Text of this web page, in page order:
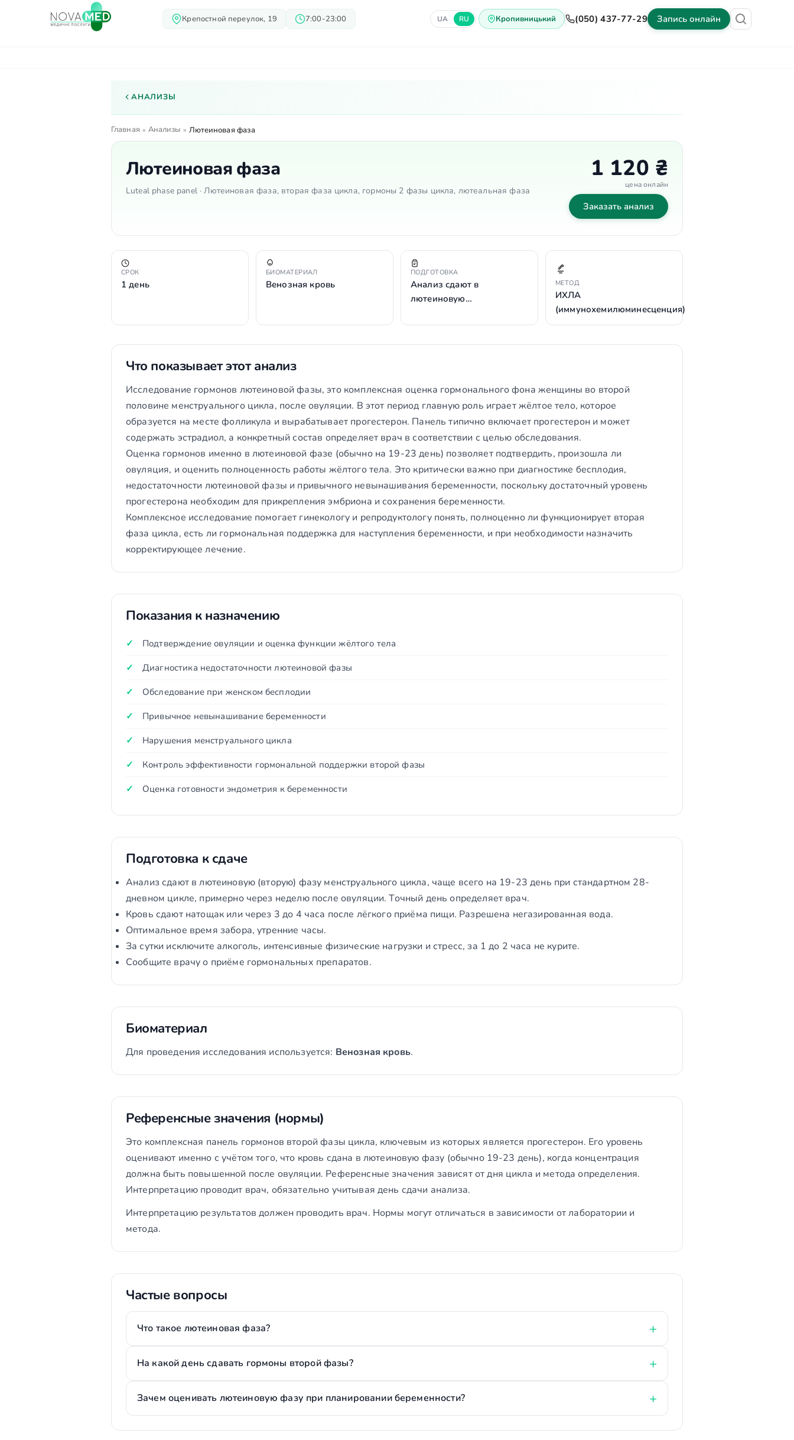
Крепостной переулок, 19 7:00-23:00 UA RU Кропивницький (050) 437-77-29 Запись онлайн
АНАЛИЗЫ
Главная » Анализы » Лютеиновая фаза
Лютеиновая фаза
Luteal phase panel · Лютеиновая фаза, вторая фаза цикла, гормоны 2 фазы цикла, лютеальная фаза
1 120 ₴
цена онлайн
Заказать анализ
СРОК
1 день
БИОМАТЕРИАЛ
Венозная кровь
ПОДГОТОВКА
Анализ сдают в
лютеиновую…
МЕТОД
ИХЛА
(иммунохемилюминесценция)
Что показывает этот анализ
Исследование гормонов лютеиновой фазы, это комплексная оценка гормонального фона женщины во второй
половине менструального цикла, после овуляции. В этот период главную роль играет жёлтое тело, которое
образуется на месте фолликула и вырабатывает прогестерон. Панель типично включает прогестерон и может
содержать эстрадиол, а конкретный состав определяет врач в соответствии с целью обследования.
Оценка гормонов именно в лютеиновой фазе (обычно на 19-23 день) позволяет подтвердить, произошла ли
овуляция, и оценить полноценность работы жёлтого тела. Это критически важно при диагностике бесплодия,
недостаточности лютеиновой фазы и привычного невынашивания беременности, поскольку достаточный уровень
прогестерона необходим для прикрепления эмбриона и сохранения беременности.
Комплексное исследование помогает гинекологу и репродуктологу понять, полноценно ли функционирует вторая
фаза цикла, есть ли гормональная поддержка для наступления беременности, и при необходимости назначить
корректирующее лечение.
Показания к назначению
Подтверждение овуляции и оценка функции жёлтого тела
Диагностика недостаточности лютеиновой фазы
Обследование при женском бесплодии
Привычное невынашивание беременности
Нарушения менструального цикла
Контроль эффективности гормональной поддержки второй фазы
Оценка готовности эндометрия к беременности
Подготовка к сдаче
Анализ сдают в лютеиновую (вторую) фазу менструального цикла, чаще всего на 19-23 день при стандартном 28-
дневном цикле, примерно через неделю после овуляции. Точный день определяет врач.
Кровь сдают натощак или через 3 до 4 часа после лёгкого приёма пищи. Разрешена негазированная вода.
Оптимальное время забора, утренние часы.
За сутки исключите алкоголь, интенсивные физические нагрузки и стресс, за 1 до 2 часа не курите.
Сообщите врачу о приёме гормональных препаратов.
Биоматериал
Для проведения исследования используется: Венозная кровь.
Референсные значения (нормы)
Это комплексная панель гормонов второй фазы цикла, ключевым из которых является прогестерон. Его уровень
оценивают именно с учётом того, что кровь сдана в лютеиновую фазу (обычно 19-23 день), когда концентрация
должна быть повышенной после овуляции. Референсные значения зависят от дня цикла и метода определения.
Интерпретацию проводит врач, обязательно учитывая день сдачи анализа.
Интерпретацию результатов должен проводить врач. Нормы могут отличаться в зависимости от лаборатории и
метода.
Частые вопросы
Что такое лютеиновая фаза?
На какой день сдавать гормоны второй фазы?
Зачем оценивать лютеиновую фазу при планировании беременности?